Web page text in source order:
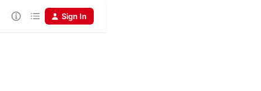
Sign In